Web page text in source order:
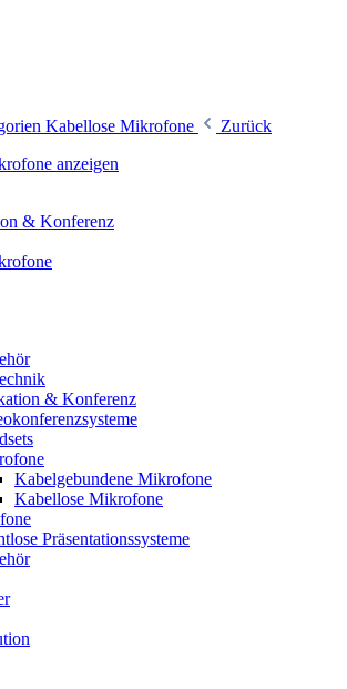
Kabellose Mikrofone
Zurück
anzeigen
& Konferenz
& Konferenz
Kabelgebundene Mikrofone
Kabellose Mikrofone
Präsentationssysteme